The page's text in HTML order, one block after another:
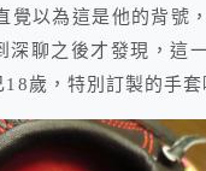
覺以為這是他的背號
深聊之後才發現，這
歲，特別訂製的手套